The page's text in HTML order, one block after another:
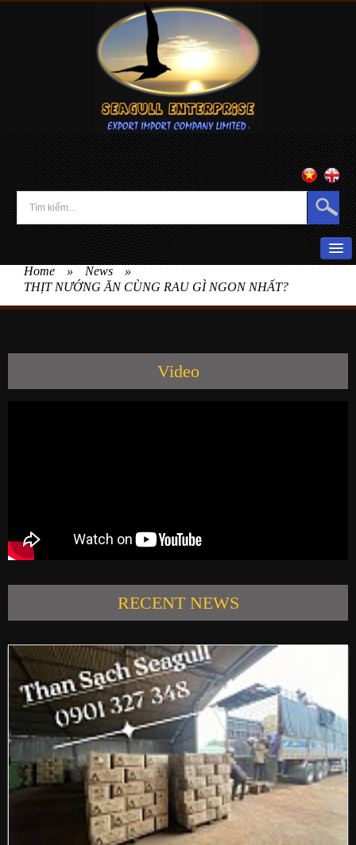
HOME
Home » News
»
THỊT NƯỚNG ĂN CÙNG RAU GÌ NGON NHẤT?
Video
RECENT NEWS